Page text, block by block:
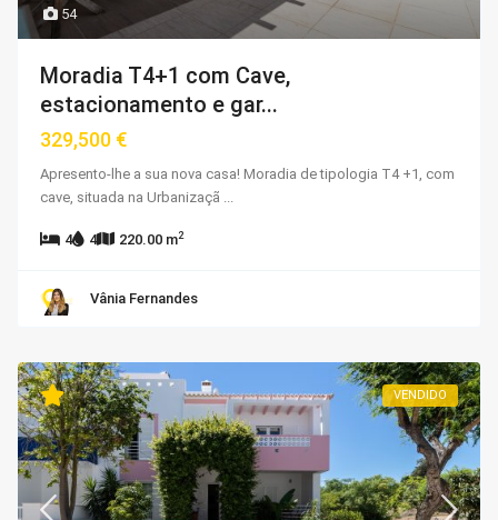
54
Moradia T4+1 com Cave,
estacionamento e gar...
329,500 €
Apresento-lhe a sua nova casa! Moradia de tipologia T4 +1, com
cave, situada na Urbanizaçã
4 4 220.00 m2
Vânia Fernandes
VENDIDO